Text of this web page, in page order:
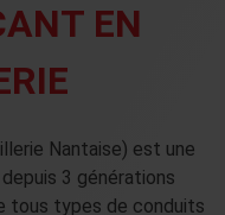
EN
Nantaise) est une
3 générations
tous types de conduits